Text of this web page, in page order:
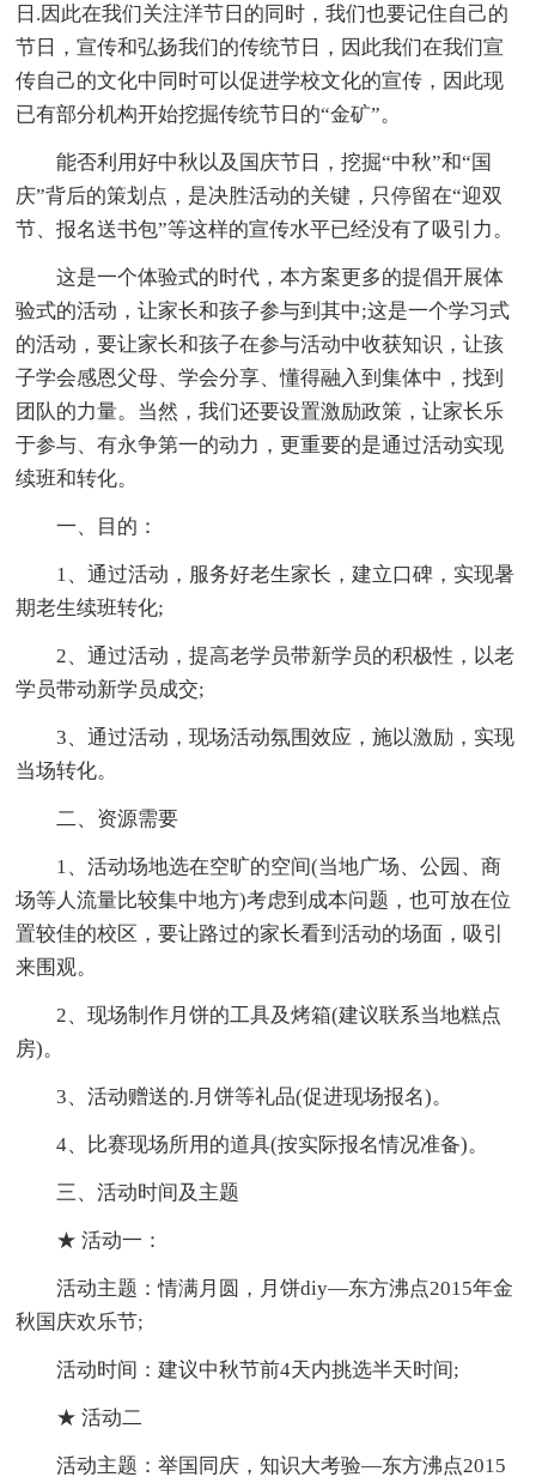
日.因此在我们关注洋节日的同时，我们也要记住自己的
节日，宣传和弘扬我们的传统节日，因此我们在我们宣
传自己的文化中同时可以促进学校文化的宣传，因此现
已有部分机构开始挖掘传统节日的“金矿”。
能否利用好中秋以及国庆节日，挖掘“中秋”和“国
庆”背后的策划点，是决胜活动的关键，只停留在“迎双
节、报名送书包”等这样的宣传水平已经没有了吸引力。
这是一个体验式的时代，本方案更多的提倡开展体
验式的活动，让家长和孩子参与到其中;这是一个学习式
的活动，要让家长和孩子在参与活动中收获知识，让孩
子学会感恩父母、学会分享、懂得融入到集体中，找到
团队的力量。当然，我们还要设置激励政策，让家长乐
于参与、有永争第一的动力，更重要的是通过活动实现
续班和转化。
一、目的：
1、通过活动，服务好老生家长，建立口碑，实现暑
期老生续班转化;
2、通过活动，提高老学员带新学员的积极性，以老
学员带动新学员成交;
3、通过活动，现场活动氛围效应，施以激励，实现
当场转化。
二、资源需要
1、活动场地选在空旷的空间(当地广场、公园、商
场等人流量比较集中地方)考虑到成本问题，也可放在位
置较佳的校区，要让路过的家长看到活动的场面，吸引
来围观。
2、现场制作月饼的工具及烤箱(建议联系当地糕点
房)。
3、活动赠送的.月饼等礼品(促进现场报名)。
4、比赛现场所用的道具(按实际报名情况准备)。
三、活动时间及主题
★ 活动一：
活动主题：情满月圆，月饼diy—东方沸点2015年金
秋国庆欢乐节;
活动时间：建议中秋节前4天内挑选半天时间;
★ 活动二
活动主题：举国同庆，知识大考验—东方沸点2015